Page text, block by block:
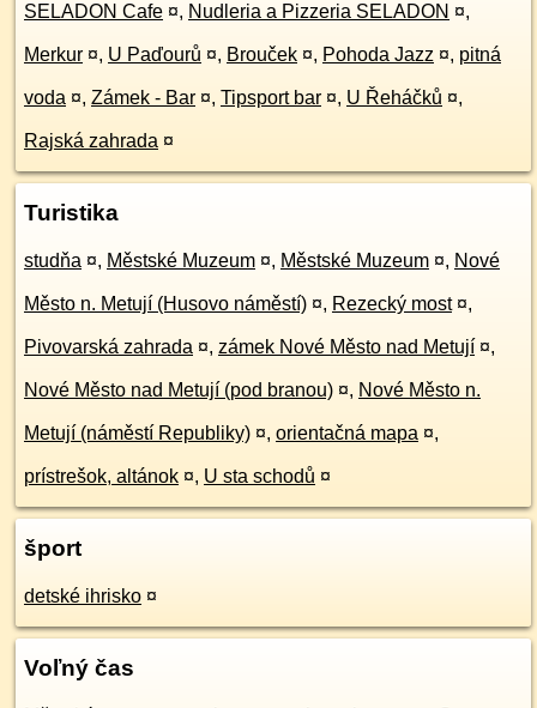
SELADON Cafe ¤, Nudleria a Pizzeria SELADON ¤,
Merkur ¤, U Paďourů ¤, Brouček ¤, Pohoda Jazz ¤, pitná
voda ¤, Zámek - Bar ¤, Tipsport bar ¤, U Řeháčků ¤,
Rajská zahrada ¤
Turistika
studňa ¤, Městské Muzeum ¤, Městské Muzeum ¤, Nové
Město n. Metují (Husovo náměstí) ¤, Rezecký most ¤,
Pivovarská zahrada ¤, zámek Nové Město nad Metují ¤,
Nové Město nad Metují (pod branou) ¤, Nové Město n.
Metují (náměstí Republiky) ¤, orientačná mapa ¤,
prístrešok, altánok ¤, U sta schodů ¤
šport
detské ihrisko ¤
Voľný čas